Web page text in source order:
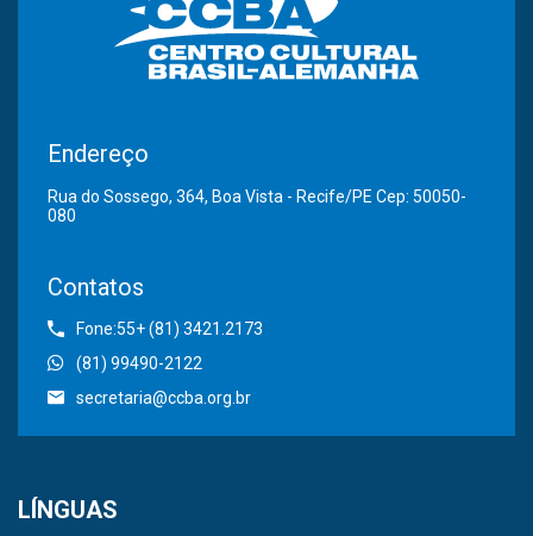
Endereço
Rua do Sossego, 364, Boa Vista - Recife/PE Cep: 50050-
080
Contatos
Fone:55+ (81) 3421.2173
(81) 99490-2122
secretaria@ccba.org.br
LÍNGUAS